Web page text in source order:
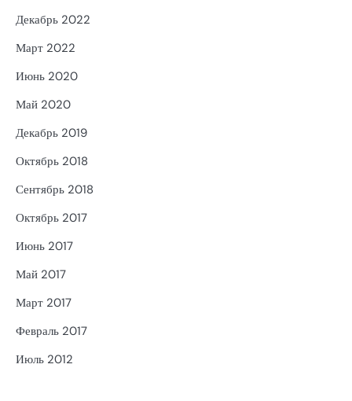
Декабрь 2022
Март 2022
Июнь 2020
Май 2020
Декабрь 2019
Октябрь 2018
Сентябрь 2018
Октябрь 2017
Июнь 2017
Май 2017
Март 2017
Февраль 2017
Июль 2012